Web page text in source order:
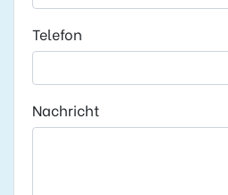
Telefon
Nachricht